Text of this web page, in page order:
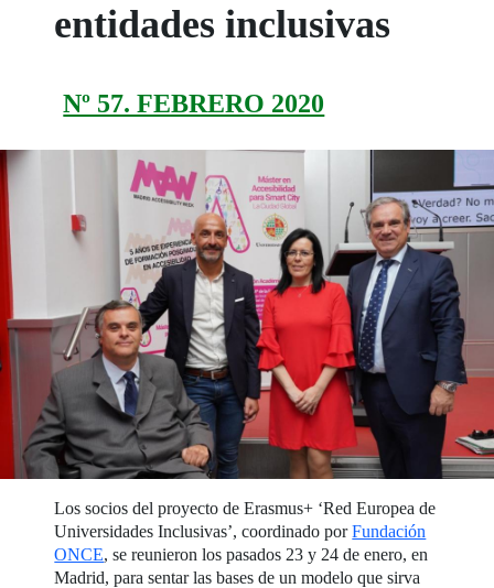
entidades inclusivas
Nº 57. FEBRERO 2020
Los socios del proyecto de Erasmus+ ‘Red Europea de
Universidades Inclusivas’, coordinado porFundación
ONCE, se reunieron los pasados 23 y 24 de enero, en
Madrid, para sentar las bases de un modelo que sirva